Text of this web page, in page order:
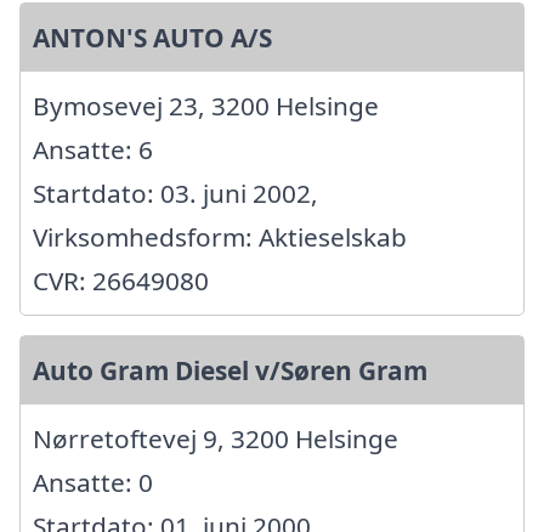
ANTON'S AUTO A/S
Bymosevej 23, 3200 Helsinge
Ansatte: 6
Startdato: 03. juni 2002,
Virksomhedsform: Aktieselskab
CVR: 26649080
Auto Gram Diesel v/Søren Gram
Nørretoftevej 9, 3200 Helsinge
Ansatte: 0